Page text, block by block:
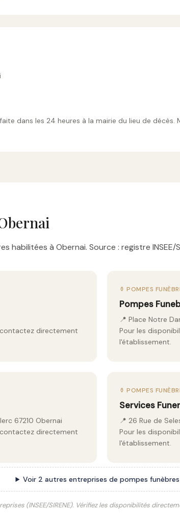
dans les 24 heures à la mairie du lieu de
habilitées à Obernai. Source : registre
directement
⚱️ POMPES
Pompes
📍 Place Notre
Pour les
l'établissement.
67210 Obernai
directement
⚱️ POMPES
Services
📍 26 Rue de
Pour les
l'établissement.
Voir 2 autres entreprises de pompes
(INSEE/SIRENE). Vérifiez les disponibilités